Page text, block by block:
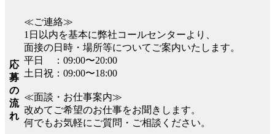
応
募
の
流
れ
≪ご連絡≫
1日以内を基本に弊社コールセンターより、
面接の日時・場所等についてご案内いたします。
平日 ：09:00〜20:00
土日祝：09:00〜18:00
≪面談・お仕事案内≫
改めてご希望のお仕事をお聞きします。
何でもお気軽にご質問・ご相談ください。